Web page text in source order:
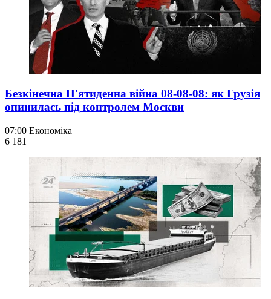
Безкінечна П'ятиденна війна 08-08-08: як Грузія
опинилась під контролем Москви
07:00 Економіка
6 181